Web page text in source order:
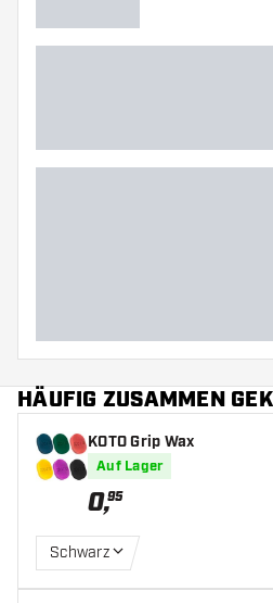
HÄUFIG ZUSAMMEN
KOTO Grip Wax
Auf Lager
0,95
Schwarz